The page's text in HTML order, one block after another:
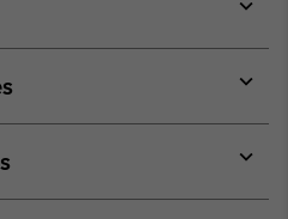
or
or
or